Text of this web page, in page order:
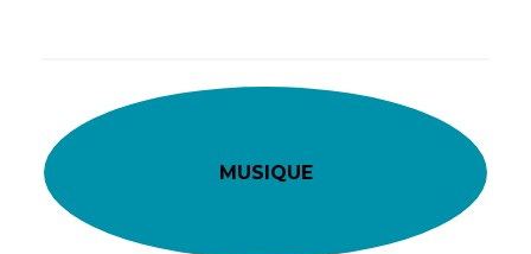
MUSIQUE